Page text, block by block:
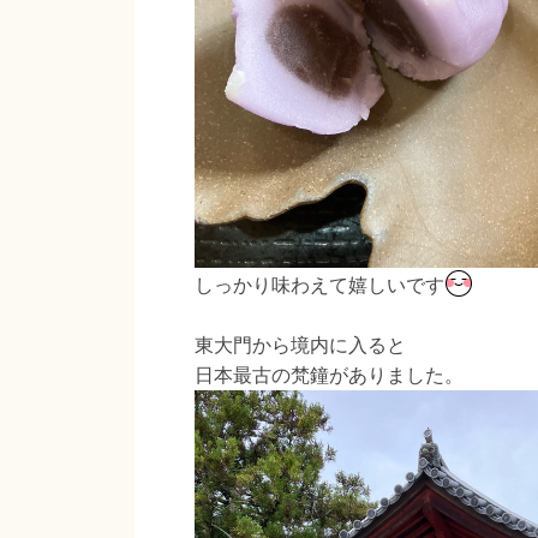
しっかり味わえて嬉しいです
東大門から境内に入ると
日本最古の梵鐘がありました。